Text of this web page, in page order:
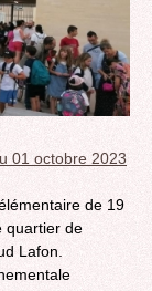
01 octobre 2023
de 19
quartier de
Lafon.